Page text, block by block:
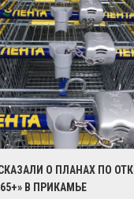
О ПЛАНАХ ПО
В ПРИКАМЬЕ